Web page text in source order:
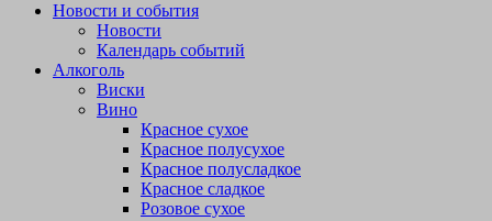
Новости и события
Новости
Календарь событий
Алкоголь
Виски
Вино
Красное сухое
Красное полусухое
Красное полусладкое
Красное сладкое
Розовое сухое